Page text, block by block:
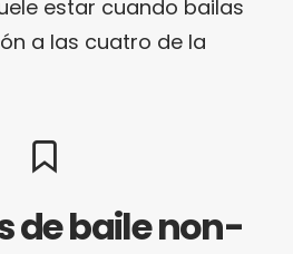
estar cuando bailas
a las cuatro de la
de baile non-